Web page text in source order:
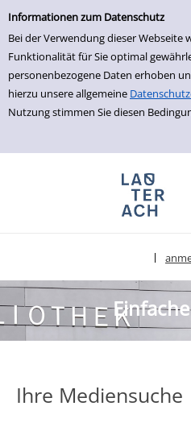
Einfache Suche
Informationen zum Datenschutz
Bei der Verwendung dieser Webseite
Funktionalität für Sie optimal
personenbezogene Daten erhoben
hierzu unsere allgemeine
Nutzung stimmen Sie diesen
zur Navigation springen
zum Inhalt springen
Ihre Mediensuche